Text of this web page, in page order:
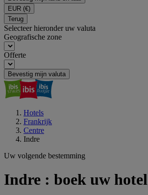
EUR (€)
Terug
Selecteer hieronder uw valuta
Geografische zone
Offerte
Bevestig mijn valuta
Hotels
Frankrijk
Centre
Indre
Uw volgende bestemming
Indre : boek uw hotel